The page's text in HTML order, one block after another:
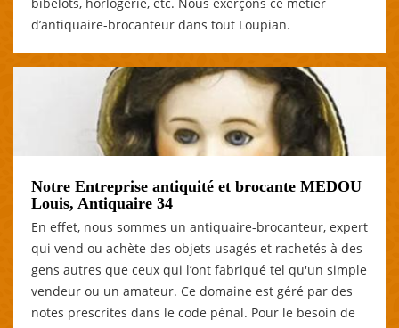
d’antiquaire-brocanteur dans tout Loupian.
Notre Entreprise antiquité et brocante MEDOU
Louis, Antiquaire 34
En effet, nous sommes un antiquaire-brocanteur, expert
qui vend ou achète des objets usagés et rachetés à des
gens autres que ceux qui l’ont fabriqué tel qu'un simple
vendeur ou un amateur. Ce domaine est géré par des
notes prescrites dans le code pénal. Pour le besoin de